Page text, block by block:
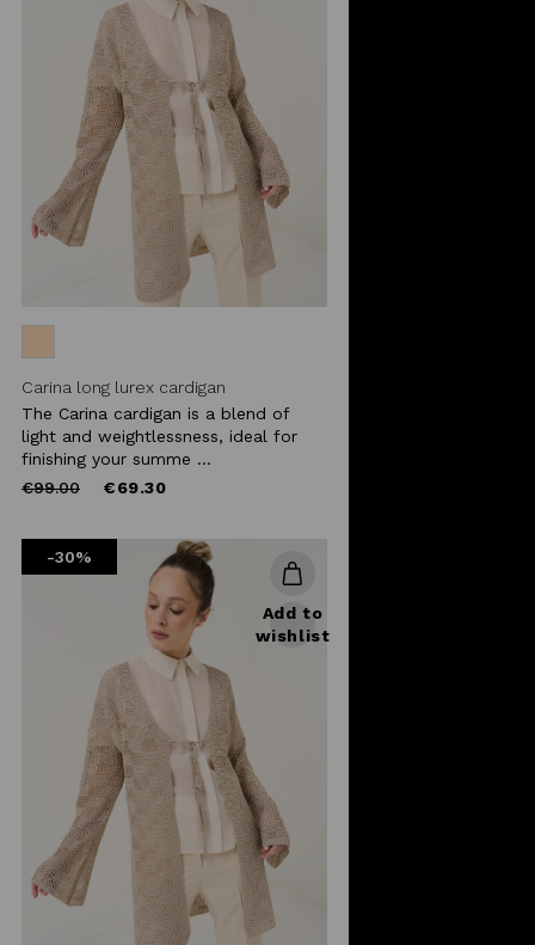
Carina long lurex cardigan
The Carina cardigan is a blend of
light and weightlessness, ideal for
finishing your summe ...
Price
€99.00to €69.30
-30%
Add to
wishlist